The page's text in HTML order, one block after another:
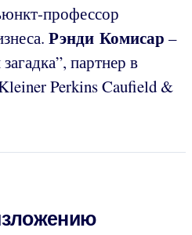
профессор
Рэнди Комисар –
партнер в
Perkins Caufield &